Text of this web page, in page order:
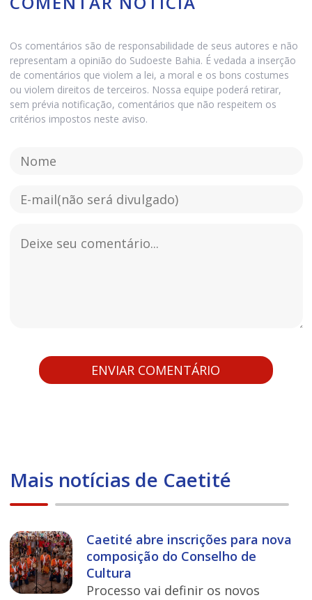
Os comentários são de responsabilidade de seus autores e não
representam a opinião do Sudoeste Bahia. É vedada a inserção
de comentários que violem a lei, a moral e os bons costumes
ou violem direitos de terceiros. Nossa equipe poderá retirar,
sem prévia notificação, comentários que não respeitem os
critérios impostos neste aviso.
Mais notícias de Caetité
Caetité abre inscrições para nova
composição do Conselho de
Cultura
Processo vai definir os novos